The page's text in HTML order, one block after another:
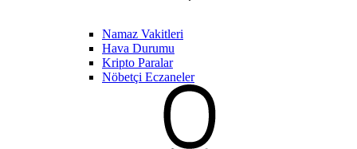
Namaz Vakitleri
Hava Durumu
Kripto Paralar
Nöbetçi Eczaneler